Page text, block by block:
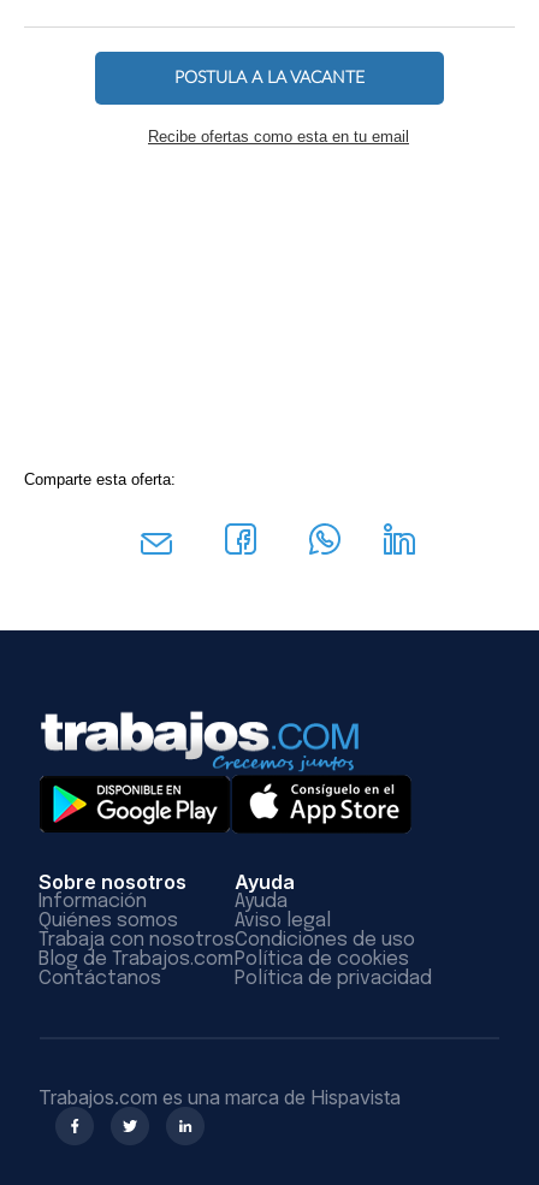
POSTULA A LA VACANTE
Recibe ofertas como esta en tu email
Comparte esta oferta:
Sobre nosotros
Información
Quiénes somos
Trabaja con nosotros
Blog de Trabajos.com
Contáctanos
Ayuda
Ayuda
Aviso legal
Condiciones de uso
Política de cookies
Política de privacidad
Trabajos.com es una marca de Hispavista